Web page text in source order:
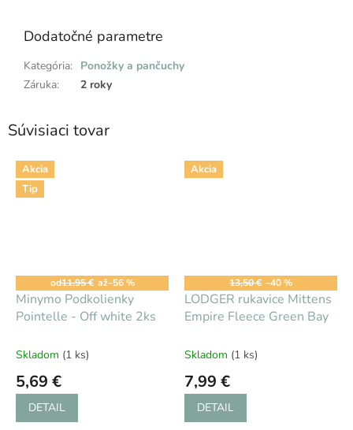
Dodatočné parametre
Kategória: Ponožky a pančuchy
Záruka: 2 roky
Súvisiaci tovar
Akcia
Tip
od11,95 € až–56 %
Minymo Podkolienky
Pointelle - Off white 2ks
Skladom (1 ks)
5,69 €
DETAIL
Akcia
13,50 € –40 %
LODGER rukavice Mittens
Empire Fleece Green Bay
Skladom (1 ks)
7,99 €
DETAIL